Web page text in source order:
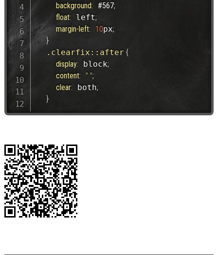
background: #567;
float: left;
margin-left: 10px;
}
.clearfix ::after {
display: block;
content: " ";
clear: both;
}